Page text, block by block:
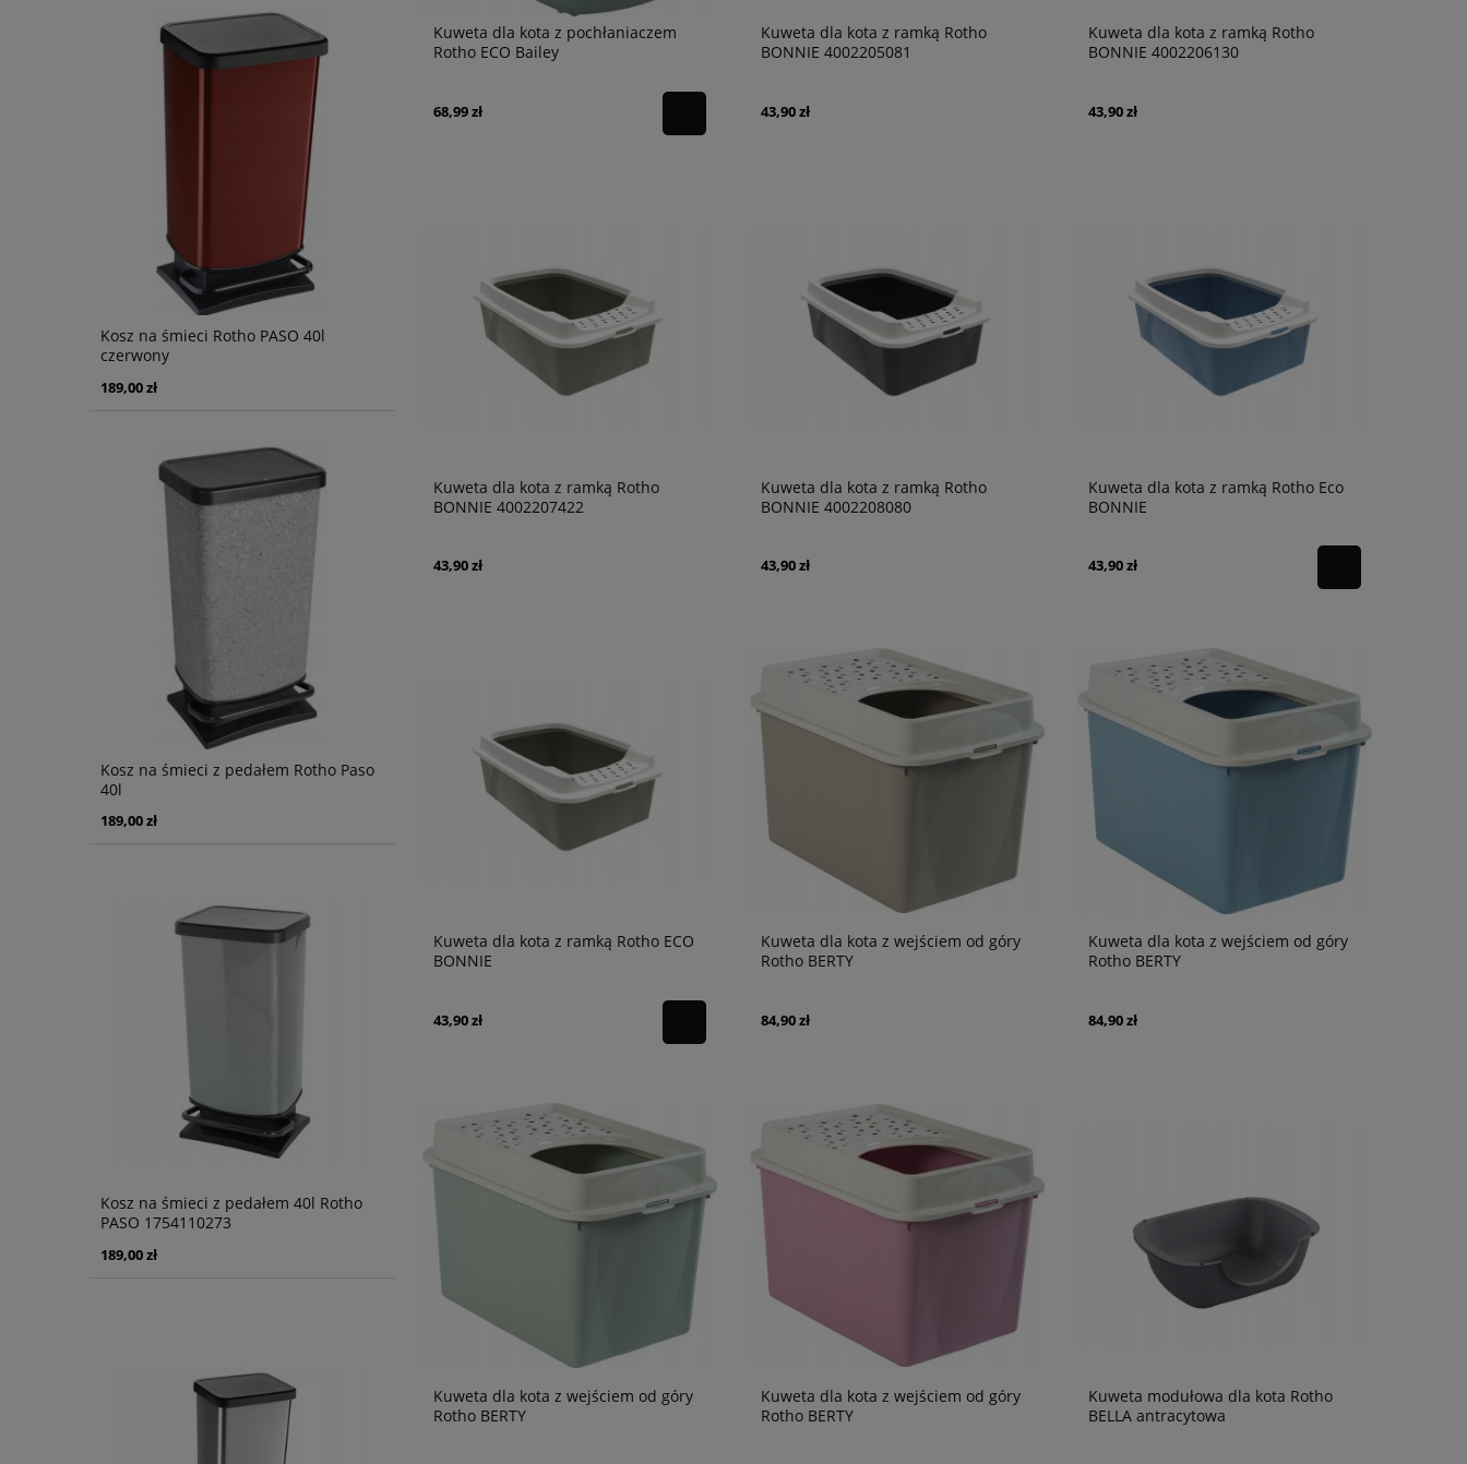
Kosz na śmieci Rotho PASO 40l
czerwony
189,00 zł
Kosz na śmieci z pedałem Rotho Paso
40l
189,00 zł
Kosz na śmieci z pedałem 40l Rotho
PASO 1754110273
189,00 zł
Kuweta dla kota z pochłaniaczem
Rotho ECO Bailey
68,99 zł
Kuweta dla kota z ramką Rotho
BONNIE 4002205081
43,90 zł
Kuweta dla kota z ramką Rotho
BONNIE 4002206130
43,90 zł
Kuweta dla kota z ramką Rotho
BONNIE 4002207422
43,90 zł
Kuweta dla kota z ramką Rotho
BONNIE 4002208080
43,90 zł
Kuweta dla kota z ramką Rotho Eco
BONNIE
43,90 zł
Kuweta dla kota z ramką Rotho ECO
BONNIE
43,90 zł
Kuweta dla kota z wejściem od góry
Rotho BERTY
84,90 zł
Kuweta dla kota z wejściem od góry
Rotho BERTY
84,90 zł
Kuweta dla kota z wejściem od góry
Rotho BERTY
Kuweta dla kota z wejściem od góry
Rotho BERTY
Kuweta modułowa dla kota Rotho
BELLA antracytowa